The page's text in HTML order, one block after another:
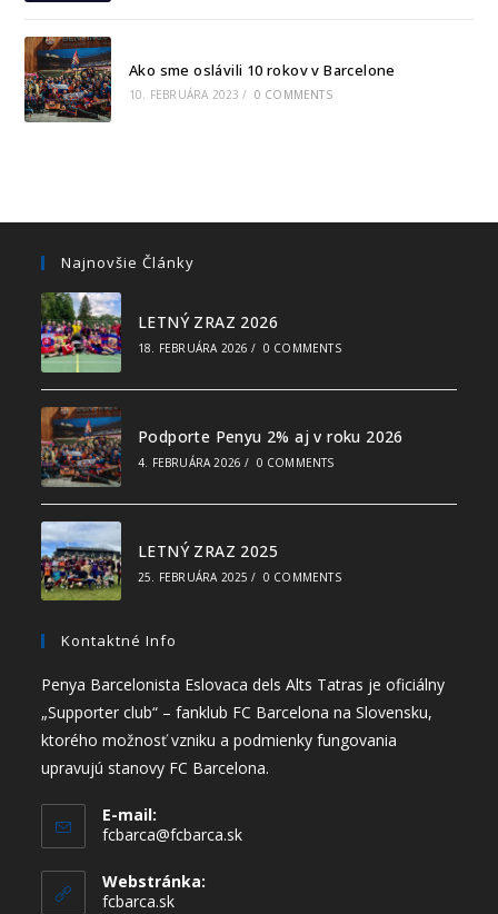
Ako sme oslávili 10 rokov v Barcelone
10. FEBRUÁRA 2023 / 0 COMMENTS
Najnovšie Články
LETNÝ ZRAZ 2026
18. FEBRUÁRA 2026 / 0 COMMENTS
Podporte Penyu 2% aj v roku 2026
4. FEBRUÁRA 2026 / 0 COMMENTS
LETNÝ ZRAZ 2025
25. FEBRUÁRA 2025 / 0 COMMENTS
Kontaktné Info
Penya Barcelonista Eslovaca dels Alts Tatras je oficiálny
„Supporter club“ – fanklub FC Barcelona na Slovensku,
ktorého možnosť vzniku a podmienky fungovania
upravujú stanovy FC Barcelona.
E-mail:
fcbarca@fcbarca.sk
Webstránka:
fcbarca.sk